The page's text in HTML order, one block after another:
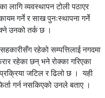
लागि व्यवस्थापन टोली पठाएर
गर्ने र साख पुनःस्थापना गर्ने
उनको तर्क छ ।
रहेको सम्पत्तिलाई नगदमा
रहेका छन् भने रोक्का गरिएका
प्रक्रिया जटिल र ढिलो छ । यही
गर्न नसकिएको उनले बताए ।